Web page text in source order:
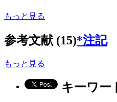
もっと見る
参考文献 (15)*注記
もっと見る
キーワー